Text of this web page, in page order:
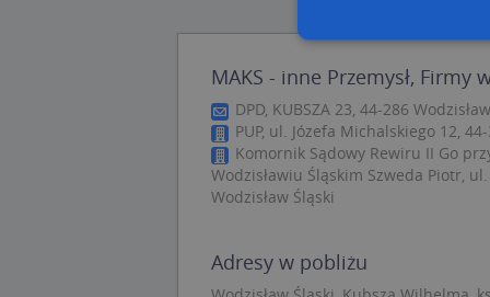
MAKS - inne Przemysł, Firmy
DPD, KUBSZA 23, 44-286
PUP, ul. Józefa Michalskiego 12,
Komornik Sądowy Rewiru II Go
Wodzisławiu Śląskim Szweda Piotr,
Wodzisław Śląski
Adresy w pobliżu
Niezbędne pliki
zarządzanie
Nazwa